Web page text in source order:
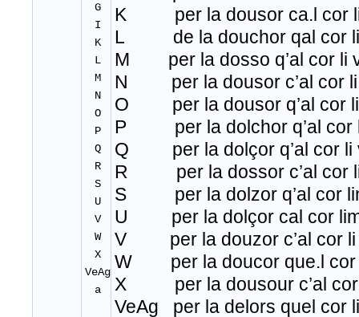
G
I
K
L
M
N
O
P
Q
R
S
U
V
W
X
VeAg
a
K per la dousor ca.l cor
L de la douchor qal cor li
M per la dosso q’al cor li
N per la dousor c’al cor li
O per la dousor q’al cor li
P per la dolchor q’al cor
Q per la dolçor q’al cor li
R per la dossor c’al cor li
S per la dolzor q’al cor
U per la dolçor cal cor
V per la douzor c’al cor li
W per la doucor que.l
X per la dousour c’al cor
VeAg per la delors quel cor